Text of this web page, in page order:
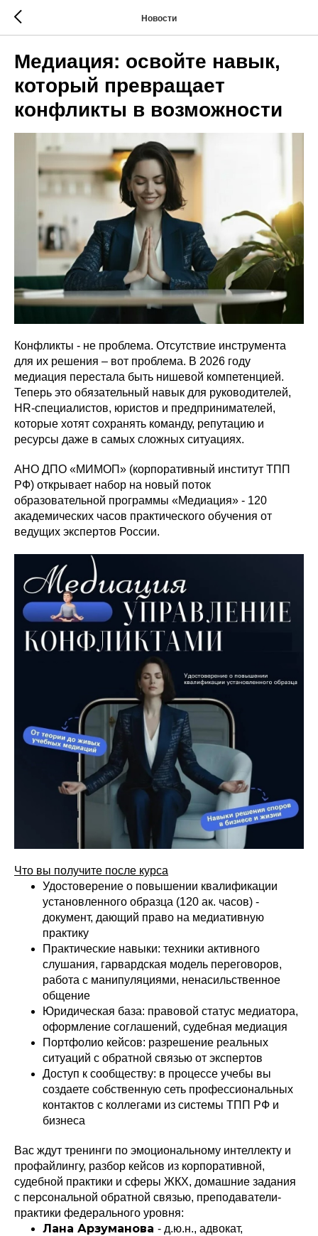
Новости
Медиация: освойте навык,
который превращает
конфликты в возможности
Конфликты - не проблема. Отсутствие инструмента
для их решения – вот проблема. В 2026 году
медиация перестала быть нишевой компетенцией.
Теперь это обязательный навык для руководителей,
HR-специалистов, юристов и предпринимателей,
которые хотят сохранять команду, репутацию и
ресурсы даже в самых сложных ситуациях.
АНО ДПО «МИМОП» (корпоративный институт ТПП
РФ) открывает набор на новый поток
образовательной программы «Медиация» - 120
академических часов практического обучения от
ведущих экспертов России.
Что вы получите после курса
Удостоверение о повышении квалификации
установленного образца (120 ак. часов) -
документ, дающий право на медиативную
практику
Практические навыки: техники активного
слушания, гарвардская модель переговоров,
работа с манипуляциями, ненасильственное
общение
Юридическая база: правовой статус медиатора,
оформление соглашений, судебная медиация
Портфолио кейсов: разрешение реальных
ситуаций с обратной связью от экспертов
Доступ к сообществу: в процессе учебы вы
создаете собственную сеть профессиональных
контактов с коллегами из системы ТПП РФ и
бизнеса
Вас ждут тренинги по эмоциональному интеллекту и
профайлингу, разбор кейсов из корпоративной,
судебной практики и сферы ЖКХ, домашние задания
с персональной обратной связью, преподаватели-
практики федерального уровня:
Лана Арзуманова - д.ю.н., адвокат,